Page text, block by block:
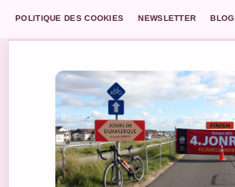
POLITIQUE DES COOKIES NEWSLETTER BLOG